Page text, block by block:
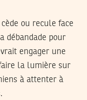
cède ou recule face
débandade pour
engager une
la lumière sur
à attenter à